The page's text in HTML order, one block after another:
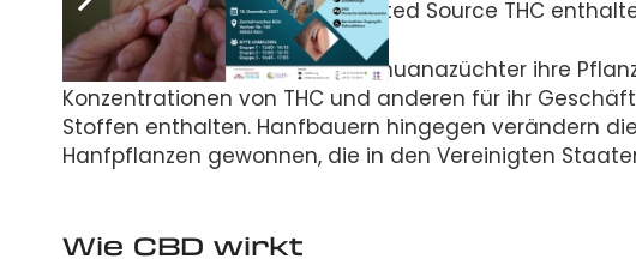
sie weniger als 0,3 Prozent Trusted Source THC
Im Laufe der Jahre haben Marihuanazüchter ihre
Konzentrationen von THC und anderen für ihr
Stoffen enthalten. Hanfbauern hingegen verändern
Hanfpflanzen gewonnen, die in den Vereinigten
Wie CBD wirkt